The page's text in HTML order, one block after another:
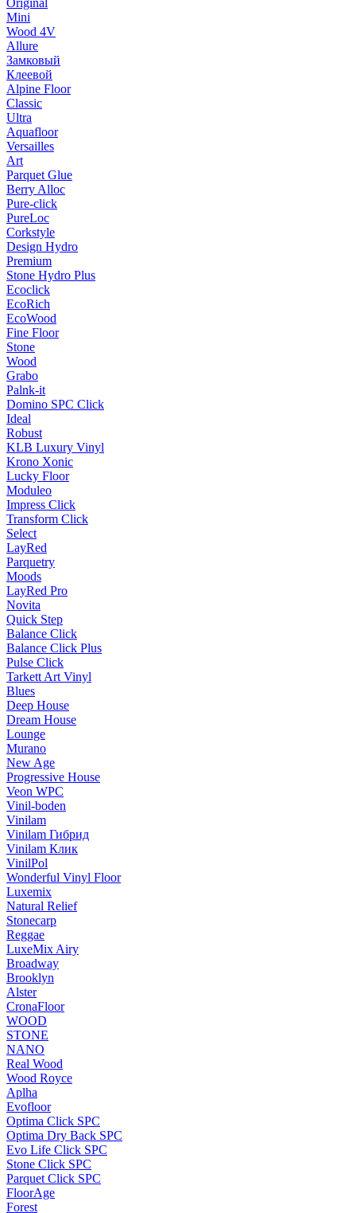
Original
Mini
Wood 4V
Allure
Замковый
Клеевой
Alpine Floor
Classic
Ultra
Aquafloor
Versailles
Art
Parquet Glue
Berry Alloc
Pure-click
PureLoc
Corkstyle
Design Hydro
Premium
Stone Hydro Plus
Ecoclick
EcoRich
EcoWood
Fine Floor
Stone
Wood
Grabo
Palnk-it
Domino SPC Click
Ideal
Robust
KLB Luxury Vinyl
Krono Xonic
Lucky Floor
Moduleo
Impress Click
Transform Click
Select
LayRed
Parquetry
Moods
LayRed Pro
Novita
Quick Step
Balance Click
Balance Click Plus
Pulse Click
Tarkett Art Vinyl
Blues
Deep House
Dream House
Lounge
Murano
New Age
Progressive House
Veon WPC
Vinil-boden
Vinilam
Vinilam Гибрид
Vinilam Клик
VinilPol
Wonderful Vinyl Floor
Luxemix
Natural Relief
Stonecarp
Reggae
LuxeMix Airy
Broadway
Brooklyn
Alster
CronaFloor
WOOD
STONE
NANO
Real Wood
Wood Royce
Aplha
Evofloor
Optima Click SPC
Optima Dry Back SPC
Evo Life Click SPC
Stone Click SPC
Parquet Click SPC
FloorAge
Forest